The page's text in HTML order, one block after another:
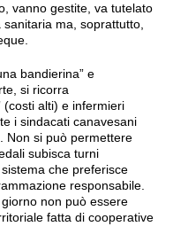
vanno gestite, va tutelato
ma, soprattutto,
bandierina” e
si ricorra
(costi alti) e infermieri
i sindacati canavesani
Non si può permettere
subisca turni
che preferisce
responsabile.
non può essere
fatta di cooperative